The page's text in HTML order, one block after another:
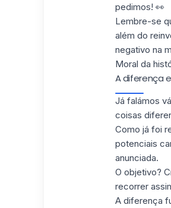
pedimos! 👀
Lembre-se
além do
negativo na
Moral da
A diferença
Já falámos
coisas
Como já foi
potenciais
anunciada.
O objetivo?
recorrer
A diferença